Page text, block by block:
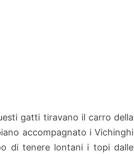
gatti tiravano il carro della
accompagnato i Vichinghi
di tenere lontani i topi dalle